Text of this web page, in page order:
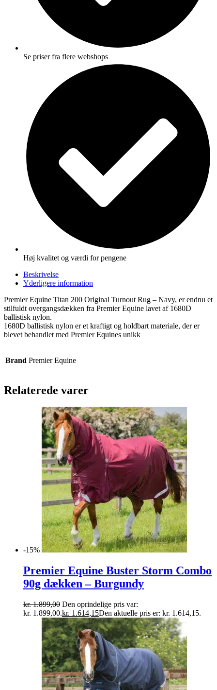
Se priser fra flere webshops
Høj kvalitet og værdi for pengene
Beskrivelse
Yderligere information
Premier Equine Titan 200 Original Turnout Rug – Navy, er endnu et
stilfuldt overgangsdækken fra Premier Equine lavet af 1680D
ballistisk nylon.
1680D ballistisk nylon er et kraftigt og holdbart materiale, der er
blevet behandlet med Premier Equines unikk
Brand Premier Equine
Relaterede varer
-15%
Premier Equine Buster Storm Combo
90g dækken – Burgundy
kr.1.899,00 Den oprindelige pris var:
kr. 1.899,00.kr. 1.614,15Den aktuelle pris er: kr. 1.614,15.